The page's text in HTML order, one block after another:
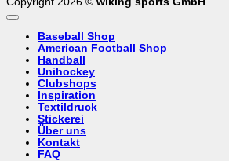
Baseball Shop
American Football Shop
Handball
Unihockey
Clubshops
Inspiration
Textildruck
Stickerei
Über uns
Kontakt
FAQ